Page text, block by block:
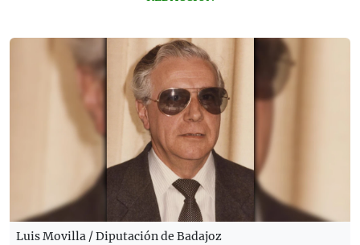
Luis Movilla / Diputación de Badajoz